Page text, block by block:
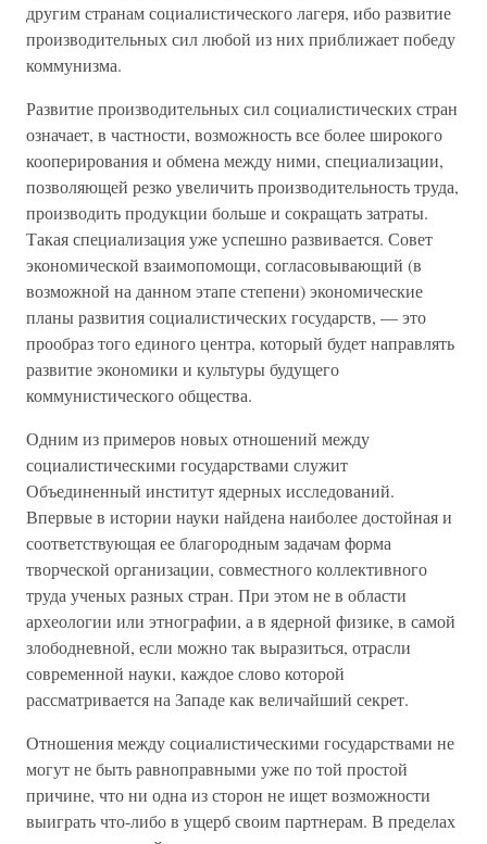
другим странам социалистического лагеря, ибо развитие
производительных сил любой из них приближает победу
коммунизма.
Развитие производительных сил социалистических стран
означает, в частности, возможность все более широкого
кооперирования и обмена между ними, специализации,
позволяющей резко увеличить производительность труда,
производить продукции больше и сокращать затраты.
Такая специализация уже успешно развивается. Совет
экономической взаимопомощи, согласовывающий (в
возможной на данном этапе степени) экономические
планы развития социалистических государств, — это
прообраз того единого центра, который будет направлять
развитие экономики и культуры будущего
коммунистического общества.
Одним из примеров новых отношений между
социалистическими государствами служит
Объединенный институт ядерных исследований.
Впервые в истории науки найдена наиболее достойная и
соответствующая ее благородным задачам форма
творческой организации, совместного коллективного
труда ученых разных стран. При этом не в области
археологии или этнографии, а в ядерной физике, в самой
злободневной, если можно так выразиться, отрасли
современной науки, каждое слово которой
рассматривается на Западе как величайший секрет.
Отношения между социалистическими государствами не
могут не быть равноправными уже по той простой
причине, что ни одна из сторон не ищет возможности
выиграть что-либо в ущерб своим партнерам. В пределах